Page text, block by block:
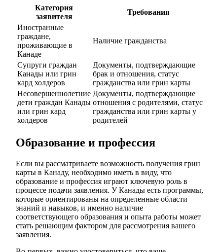
Категория
заявителя
Требования
Иностранные
граждане,
проживающие в
Канаде
Наличие гражданства
Супруги граждан
Канады или грин
кард холдеров
Документы, подтверждающие
брак и отношения, статус
гражданства или грин карты
Несовершеннолетние
дети граждан Канады
или грин кард
холдеров
Документы, подтверждающие
отношения с родителями, статус
гражданства или грин карты у
родителей
Образование и профессия
Если вы рассматриваете возможность получения грин
карты в Канаду, необходимо иметь в виду, что
образование и профессия играют ключевую роль в
процессе подачи заявления. У Канады есть программы,
которые ориентированы на определенные области
знаний и навыков, и именно наличие
соответствующего образования и опыта работы может
стать решающим фактором для рассмотрения вашего
заявления.